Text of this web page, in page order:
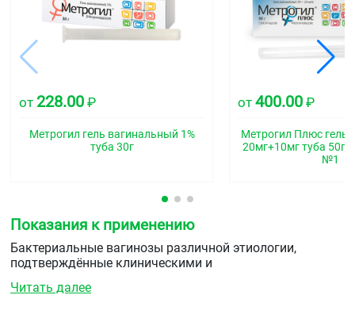
от 228.00 ₽
Метрогил гель вагинальный 1%
туба 30г
от400.00 ₽
Метрогил Плюс гель
20мг+10мг туба 50г
№1
Показания к применению
Бактериальные вагинозы различной этиологии,
подтверждённые клиническими и
трихомониаз.
Читать далее